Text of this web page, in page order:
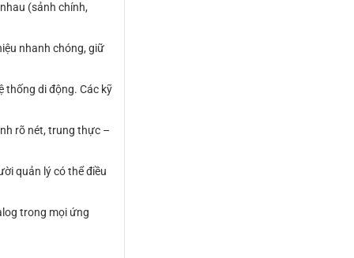
(sảnh chính,
nhanh chóng, giữ
thống di động. Các kỹ
rõ nét, trung thực –
quản lý có thể điều
trong mọi ứng